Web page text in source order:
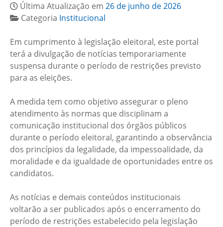
Última Atualização em 26 de junho de 2026
Categoria Institucional
Em cumprimento à legislação eleitoral, este portal
terá a divulgação de notícias temporariamente
suspensa durante o período de restrições previsto
para as eleições.
A medida tem como objetivo assegurar o pleno
atendimento às normas que disciplinam a
comunicação institucional dos órgãos públicos
durante o período eleitoral, garantindo a observância
dos princípios da legalidade, da impessoalidade, da
moralidade e da igualdade de oportunidades entre os
candidatos.
As notícias e demais conteúdos institucionais
voltarão a ser publicados após o encerramento do
período de restrições estabelecido pela legislação